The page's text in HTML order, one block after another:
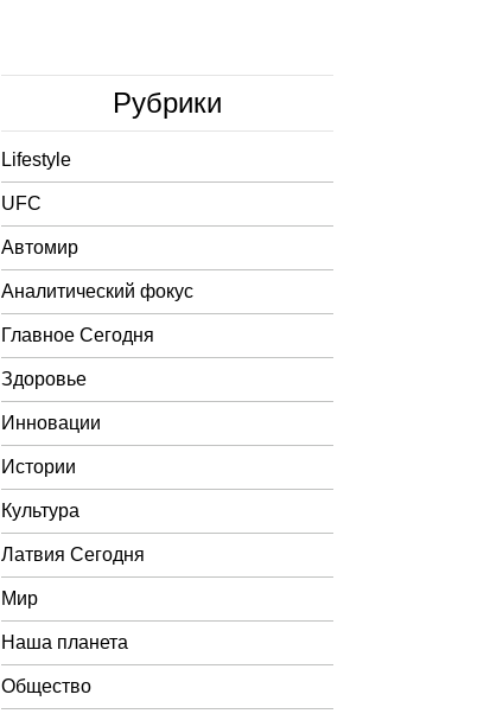
Рубрики
Lifestyle
UFC
Автомир
Аналитический фокус
Главное Сегодня
Здоровье
Инновации
Истории
Культура
Латвия Сегодня
Мир
Наша планета
Общество